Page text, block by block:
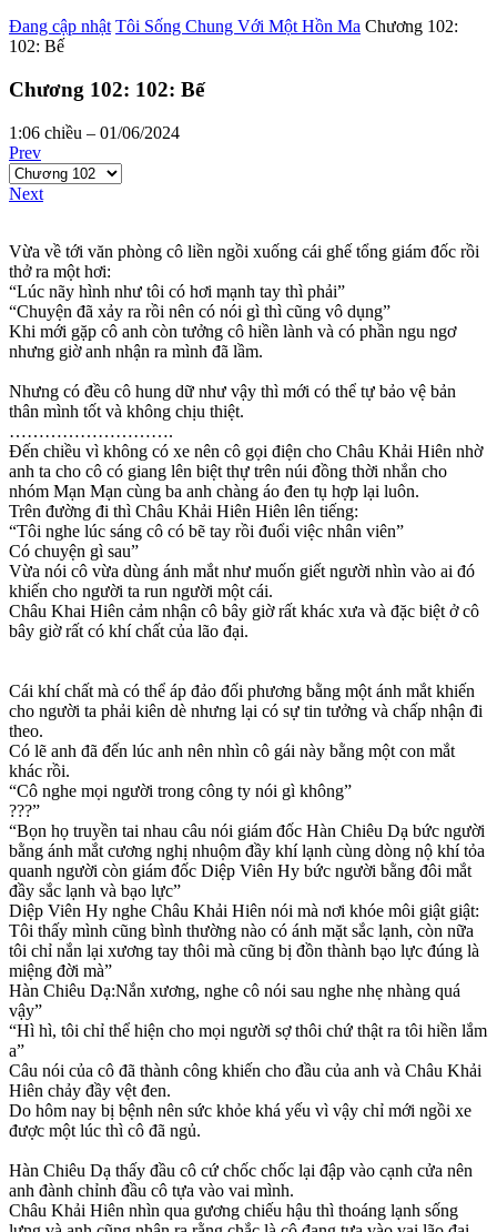
Đang cập nhật Tôi Sống Chung Với Một Hồn Ma Chương 102:
102: Bế
Chương 102: 102: Bế
1:06 chiều – 01/06/2024
Prev
Next
Vừa về tới văn phòng cô liền ngồi xuống cái ghế tổng giám đốc rồi
thở ra một hơi:
“Lúc nãy hình như tôi có hơi mạnh tay thì phải”
“Chuyện đã xảy ra rồi nên có nói gì thì cũng vô dụng”
Khi mới gặp cô anh còn tưởng cô hiền lành và có phần ngu ngơ
nhưng giờ anh nhận ra mình đã lầm.
Nhưng có đều cô hung dữ như vậy thì mới có thể tự bảo vệ bản
thân mình tốt và không chịu thiệt.
……………………….
Đến chiều vì không có xe nên cô gọi điện cho Châu Khải Hiên nhờ
anh ta cho cô có giang lên biệt thự trên núi đồng thời nhắn cho
nhóm Mạn Mạn cùng ba anh chàng áo đen tụ hợp lại luôn.
Trên đường đi thì Châu Khải Hiên Hiên lên tiếng:
“Tôi nghe lúc sáng cô có bẽ tay rồi đuổi việc nhân viên”
Có chuyện gì sau”
Vừa nói cô vừa dùng ánh mắt như muốn giết người nhìn vào ai đó
khiến cho người ta run người một cái.
Châu Khai Hiên cảm nhận cô bây giờ rất khác xưa và đặc biệt ở cô
bây giờ rất có khí chất của lão đại.
Cái khí chất mà có thể áp đảo đối phương bằng một ánh mắt khiến
cho người ta phải kiên dè nhưng lại có sự tin tưởng và chấp nhận đi
theo.
Có lẽ anh đã đến lúc anh nên nhìn cô gái này bằng một con mắt
khác rồi.
“Cô nghe mọi người trong công ty nói gì không”
???”
“Bọn họ truyền tai nhau câu nói giám đốc Hàn Chiêu Dạ bức người
bằng ánh mắt cương nghị nhuộm đầy khí lạnh cùng dòng nộ khí tỏa
quanh người còn giám đốc Diệp Viên Hy bức người bằng đôi mắt
đầy sắc lạnh và bạo lực”
Diệp Viên Hy nghe Châu Khải Hiên nói mà nơi khóe môi giật giật:
Tôi thấy mình cũng bình thường nào có ánh mặt sắc lạnh, còn nữa
tôi chỉ nắn lại xương tay thôi mà cũng bị đồn thành bạo lực đúng là
miệng đời mà”
Hàn Chiêu Dạ:Nắn xương, nghe cô nói sau nghe nhẹ nhàng quá
vậy”
“Hì hì, tôi chỉ thể hiện cho mọi người sợ thôi chứ thật ra tôi hiền lắm
a”
Câu nói của cô đã thành công khiến cho đầu của anh và Châu Khải
Hiên chảy đầy vệt đen.
Do hôm nay bị bệnh nên sức khỏe khá yếu vì vậy chỉ mới ngồi xe
được một lúc thì cô đã ngủ.
Hàn Chiêu Dạ thấy đầu cô cứ chốc chốc lại đập vào cạnh cửa nên
anh đành chỉnh đầu cô tựa vào vai mình.
Châu Khải Hiên nhìn qua gương chiếu hậu thì thoáng lạnh sống